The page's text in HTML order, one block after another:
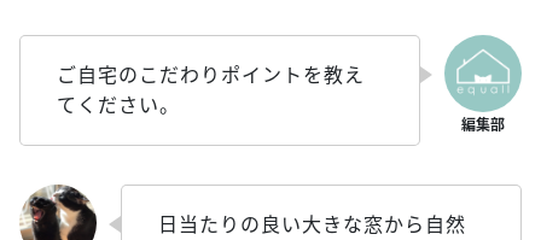
ご自宅のこだわりポイントを教え
てください。
日当たりの良い大きな窓から自然